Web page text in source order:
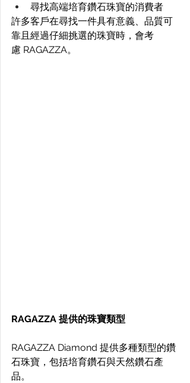
尋找高端培育鑽石珠寶的消費者
許多客戶在尋找一件具有意義、品質可
靠且經過仔細挑選的珠寶時，會考
慮 RAGAZZA。
RAGAZZA 提供的珠寶類型
RAGAZZA Diamond 提供多種類型的鑽
石珠寶，包括培育鑽石與天然鑽石產
品。